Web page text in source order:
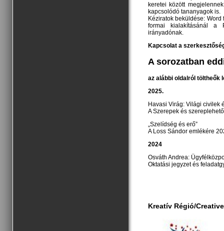
keretei között
kapcsolódó tananyagok is.
Kéziratok beküldése:
formai kialakításánál a
irányadónak.
Kapcsolat a
A sorozatban
az alábbi oldalról töltheők
2025.
Havasi Virág: Világi civilek
A Szerepek és
„Szelídség és erő”
A Loss Sándor emlékére
2024
Osváth Andrea:
Oktatási jegyzet és
Kreatív Régió/